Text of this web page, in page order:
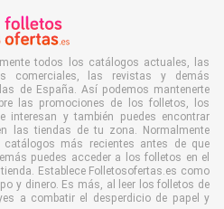
todos los catálogos actuales, las
comerciales, las revistas y demás
de España. Así podemos mantenerte
las promociones de los folletos, los
interesan y también puedes encontrar
las tiendas de tu zona. Normalmente
más recientes antes de que
puedes acceder a los folletos en el
Establece Folletosofertas.es como
y dinero. Es más, al leer los folletos de
a combatir el desperdicio de papel y